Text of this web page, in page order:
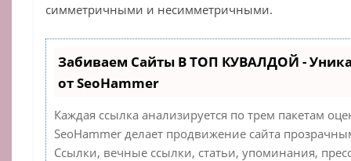
симметричными и несимметричными.
Забиваем Сайты В ТОП КУВАЛДОЙ -
от SeoHammer
Каждая ссылка анализируется по трем пакетам
SeoHammer делает продвижение сайта
Ссылки, вечные ссылки, статьи, упоминания,